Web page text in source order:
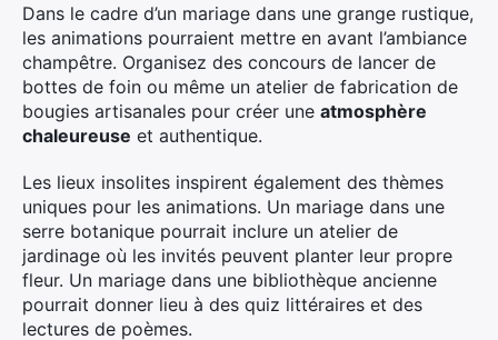
Dans le cadre d’un mariage dans une grange rustique,
les animations pourraient mettre en avant l’ambiance
champêtre. Organisez des concours de lancer de
bottes de foin ou même un atelier de fabrication de
bougies artisanales pour créer une atmosphère
chaleureuse et authentique.
Les lieux insolites inspirent également des thèmes
uniques pour les animations. Un mariage dans une
serre botanique pourrait inclure un atelier de
jardinage où les invités peuvent planter leur propre
fleur. Un mariage dans une bibliothèque ancienne
pourrait donner lieu à des quiz littéraires et des
lectures de poèmes.